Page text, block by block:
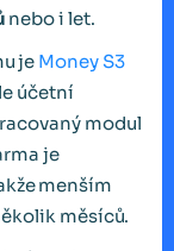
nebo i let.
je Money S3
účetní
modul
je
menším
měsíců.